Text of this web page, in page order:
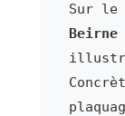
Sur le
Beirne